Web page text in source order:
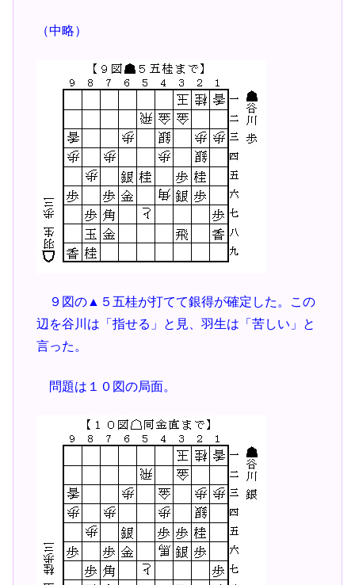
（中略）
９図の▲５五桂が打てて銀得が確定した。この
辺を谷川は「指せる」と見、羽生は「苦しい」と
言った。
問題は１０図の局面。